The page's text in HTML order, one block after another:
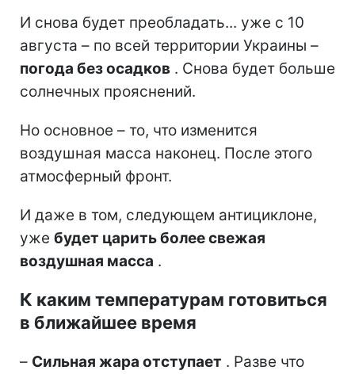
И снова будет преобладать... уже с 10
августа – по всей территории Украины –
погода без осадков . Снова будет больше
солнечных прояснений.
Но основное – то, что изменится
воздушная масса наконец. После этого
атмосферный фронт.
И даже в том, следующем антициклоне,
уже будет царить более свежая
воздушная масса .
К каким температурам готовиться
в ближайшее время
– Сильная жара отступает . Разве что